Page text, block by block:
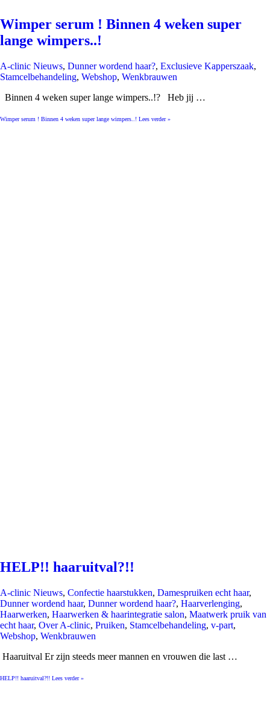
Wimper serum ! Binnen 4 weken super
lange wimpers..!
A-clinic Nieuws, Dunner wordend haar?, Exclusieve Kapperszaak,
Stamcelbehandeling, Webshop, Wenkbrauwen
Binnen 4 weken super lange wimpers..!? Heb jij …
Wimper serum ! Binnen 4 weken super lange wimpers..! Lees verder »
HELP!! haaruitval?!!
A-clinic Nieuws, Confectie haarstukken, Damespruiken echt haar,
Dunner wordend haar, Dunner wordend haar?, Haarverlenging,
Haarwerken, Haarwerken & haarintegratie salon, Maatwerk pruik van
echt haar, Over A-clinic, Pruiken, Stamcelbehandeling, v-part,
Webshop, Wenkbrauwen
Haaruitval Er zijn steeds meer mannen en vrouwen die last …
HELP!! haaruitval?!! Lees verder »